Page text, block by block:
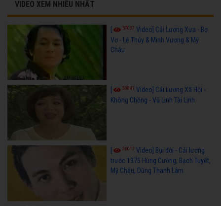
VIDEO XEM NHIỀU NHẤT
[ 67087 Video] Cải Lương Xưa - Bơ
Vơ - Lệ Thủy & Minh Vương & Mỹ
Châu
50841
Video] Cải Lương Xã Hội -
Không Chồng - Vũ Linh Tài Linh
36017 Video] Bụi đời - Cải lương
trước 1975 Hùng Cường, Bạch Tuyết,
Mỹ Châu, Dũng Thanh Lâm